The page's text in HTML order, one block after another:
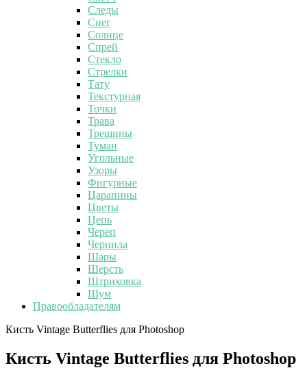
Следы
Снег
Солнце
Спрей
Стекло
Стрелки
Тату
Текстурная
Точки
Трава
Трещины
Туман
Угольные
Узоры
Фигурные
Царапины
Цветы
Цепь
Череп
Чернила
Шары
Шерсть
Штриховка
Шум
Правообладателям
Кисть Vintage Butterflies для Photoshop
Кисть Vintage Butterflies для Photoshop